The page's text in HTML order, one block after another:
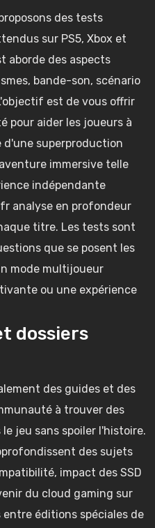
des tests
sur PS5, Xbox et
aborde des aspects
bande-son, scénario
est de vous offrir
pour aider les joueurs à
d'une superproduction
immersive telle
indépendante
analyse en profondeur
titre. Les tests sont
que se posent les
mode multijoueur
ou une expérience
dossiers
des guides et des
à trouver des
jeu sans spoiler l'histoire.
des sujets
impact des SSD
du cloud gaming sur
éditions spéciales de